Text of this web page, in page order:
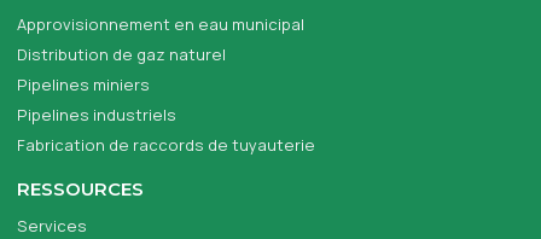
Approvisionnement en eau municipal
Distribution de gaz naturel
Pipelines miniers
Pipelines industriels
Fabrication de raccords de tuyauterie
RESSOURCES
Services